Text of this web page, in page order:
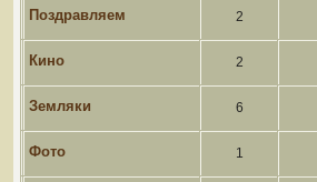
Поздравляем 2
Кино 2
Земляки 6
Фото 1